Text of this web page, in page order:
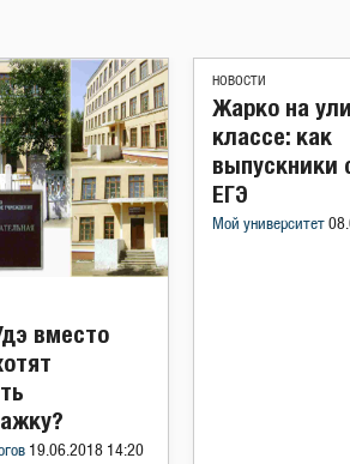
вместо
19.06.2018 14:20
НОВОСТИ
Жарко на
классе: как
выпускники
ЕГЭ
Мой университет